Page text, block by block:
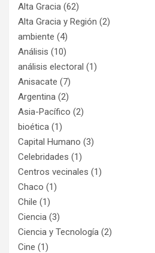
Alta Gracia (62)
Alta Gracia y Región (2)
ambiente (4)
Análisis (10)
análisis electoral (1)
Anisacate (7)
Argentina (2)
Asia-Pacífico (2)
bioética (1)
Capital Humano (3)
Celebridades (1)
Centros vecinales (1)
Chaco (1)
Chile (1)
Ciencia (3)
Ciencia y Tecnología (2)
Cine (1)